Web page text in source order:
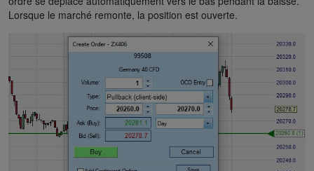
Lorsque le marché remonte, la position est ouverte.